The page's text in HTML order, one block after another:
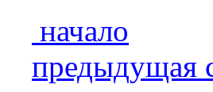
начало
предыдущая